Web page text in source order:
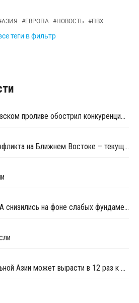
АЗИЯ #ЕВРОПА #НОВОСТЬ #ПВХ
теги в фильтр
Дефицит сырья в Ормузском проливе обострил конкуренцию на рынке ПВХ в Азии
Рынок ПВХ на фоне конфликта на Ближнем Востоке – текущая ситуация и прогноз мирового рынка ПВХ
Цены ПВХ в Азии и США снизились на фоне слабых фундаментальных факторов
Выпуск ПВХ в Центральной Азии может вырасти в 12 раз к 2035 году